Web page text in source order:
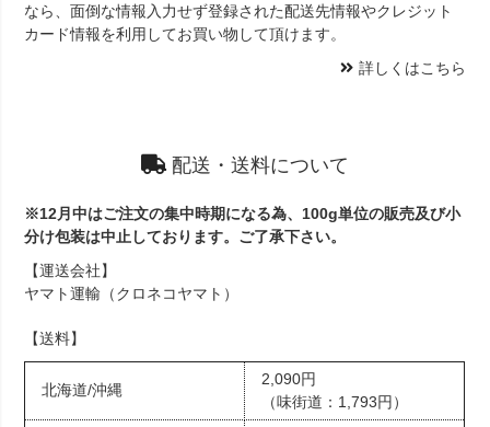
なら、面倒な情報入力せず登録された配送先情報やクレジット
カード情報を利用してお買い物して頂けます。
詳しくはこちら
配送・送料について
※12月中はご注文の集中時期になる為、100g単位の販売及び小
分け包装は中止しております。ご了承下さい。
【運送会社】
ヤマト運輸（クロネコヤマト）
【送料】
北海道/沖縄
2,090円
（味街道：1,793円）